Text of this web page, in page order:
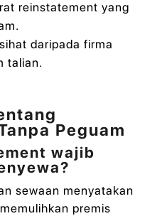
reinstatement yang
daripada firma
talian.
Peguam
wajib
sewaan menyatakan
premis